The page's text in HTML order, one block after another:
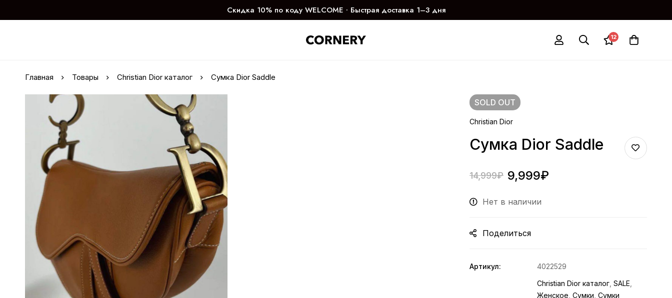
Скидка 10% по коду WELCOME ∙ Быстрая доставка 1–3 дня
12
Главная Товары Christian Dior каталог Сумка Dior Saddle
SOLD OUT
Christian Dior
Сумка Dior Saddle
14,999₽ 9,999₽
Нет в наличии
Поделиться
Артикул:
4022529
Christian Dior каталог ,SALE
Женское ,Сумки ,Сумки